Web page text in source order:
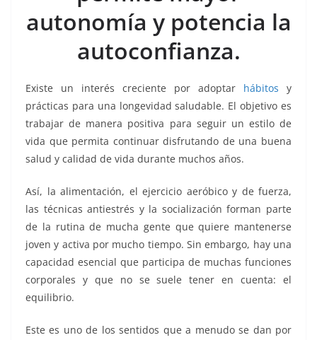
o p k
autonomía y potencia la
autoconfianza.
Existe un interés creciente por adoptar hábitos y
prácticas para una longevidad saludable. El objetivo es
trabajar de manera positiva para seguir un estilo de
vida que permita continuar disfrutando de una buena
salud y calidad de vida durante muchos años.
Así, la alimentación, el ejercicio aeróbico y de fuerza,
las técnicas antiestrés y la socialización forman parte
de la rutina de mucha gente que quiere mantenerse
joven y activa por mucho tiempo. Sin embargo, hay una
capacidad esencial que participa de muchas funciones
corporales y que no se suele tener en cuenta: el
equilibrio.
Este es uno de los sentidos que a menudo se dan por